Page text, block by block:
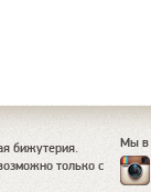
бижутерия.
только с
Мы в